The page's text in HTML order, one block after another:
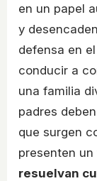
en un papel
y
defensa en
conducir a
una familia
padres
que surgen
presenten
resuelvan